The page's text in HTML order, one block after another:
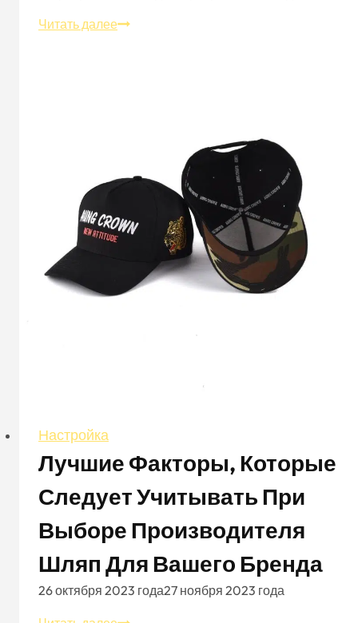
Читать далееПочему
всегда
фабричных
Настройка
Лучшие Факторы, Которые
Следует Учитывать При
Выборе Производителя
Шляп Для Вашего Бренда
26 октября 2023 года27 ноября 2023 года